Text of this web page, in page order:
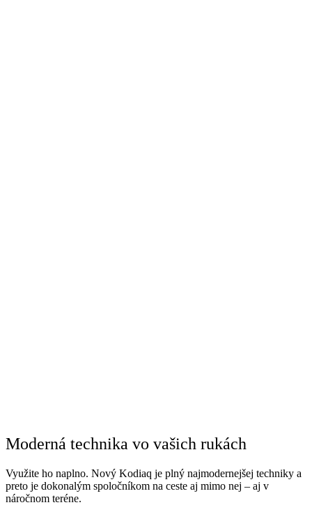
Moderná technika vo vašich rukách
Využite ho naplno. Nový Kodiaq je plný najmodernejšej techniky a
preto je dokonalým spoločníkom na ceste aj mimo nej – aj v
náročnom teréne.